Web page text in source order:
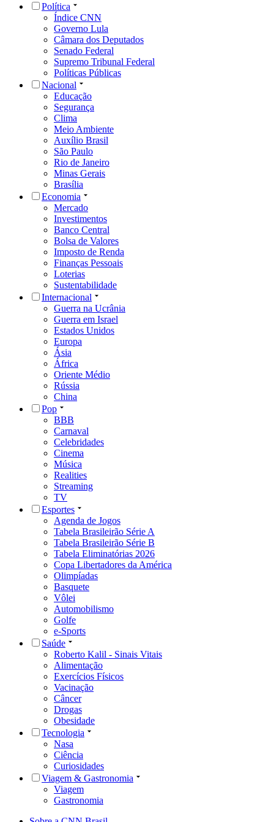
Política
Índice CNN
Governo Lula
Câmara dos Deputados
Senado Federal
Supremo Tribunal Federal
Políticas Públicas
Nacional
Educação
Segurança
Clima
Meio Ambiente
Auxílio Brasil
São Paulo
Rio de Janeiro
Minas Gerais
Brasília
Economia
Mercado
Investimentos
Banco Central
Bolsa de Valores
Imposto de Renda
Finanças Pessoais
Loterias
Sustentabilidade
Internacional
Guerra na Ucrânia
Guerra em Israel
Estados Unidos
Europa
Ásia
África
Oriente Médio
Rússia
China
Pop
BBB
Carnaval
Celebridades
Cinema
Música
Realities
Streaming
TV
Esportes
Agenda de Jogos
Tabela Brasileirão Série A
Tabela Brasileirão Série B
Tabela Eliminatórias 2026
Copa Libertadores da América
Olimpíadas
Basquete
Vôlei
Automobilismo
Golfe
e-Sports
Saúde
Roberto Kalil - Sinais Vitais
Alimentação
Exercícios Físicos
Vacinação
Câncer
Drogas
Obesidade
Tecnologia
Nasa
Ciência
Curiosidades
Viagem & Gastronomia
Viagem
Gastronomia